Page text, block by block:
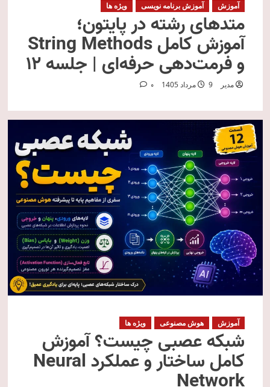
آموزش آموزش برنامه نویسی ویژه ها
متدهای رشته در پایتون؛
آموزش کامل String Methods
و فرمت‌دهی حرفه‌ای | جلسه ۱۲
مدیر 9 مرداد 1405 0
آموزش هوش مصنوعی ویژه ها
شبکه عصبی چیست؟ آموزش
کامل ساختار و عملکرد Neural